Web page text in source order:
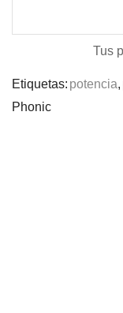
Tus
Etiquetas: potencia,
Phonic